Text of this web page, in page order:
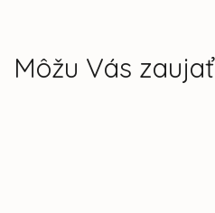
Môžu Vás zaujať